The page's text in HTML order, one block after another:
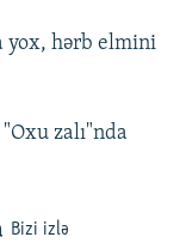
yox, hərb elmini
zalı"nda
Bizi izlə